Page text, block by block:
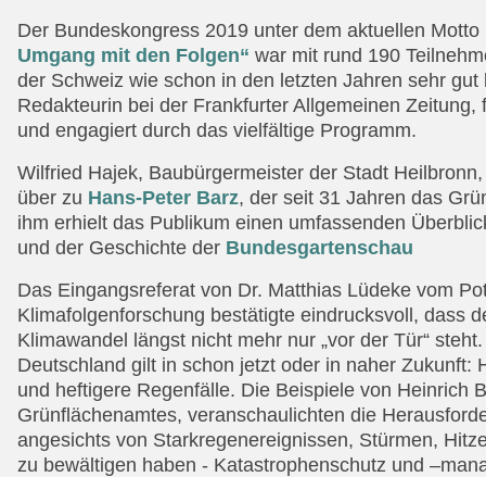
Der Bundeskongress 2019 unter dem aktuellen Motto
Umgang mit den Folgen“ war mit rund 190
der Schweiz wie schon in den letzten Jahren sehr
Redakteurin bei der Frankfurter Allgemeinen
und engagiert durch das vielfältige Programm.
Wilfried Hajek, Baubürgermeister der Stadt
über zu Hans-Peter Barz, der seit 31 Jahren das
ihm erhielt das Publikum einen umfassenden
und der Geschichte der Bundesgartenschau
Das Eingangsreferat von Dr. Matthias Lüdeke vom
Klimafolgenforschung bestätigte eindrucksvoll, dass
Klimawandel längst nicht mehr nur „vor der Tür“
Deutschland gilt in schon jetzt oder in naher Zukunft:
und heftigere Regenfälle. Die Beispiele von Heinrich
Grünflächenamtes, veranschaulichten die
angesichts von Starkregenereignissen, Stürmen,
zu bewältigen haben - Katastrophenschutz und